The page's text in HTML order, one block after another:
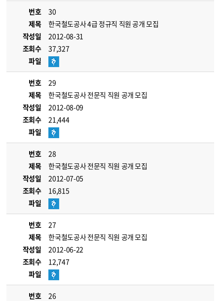
번호
30
제목
한국철도공사 4급 정규직 직원 공개 모집
작성일
2012-08-31
조회수
37,327
파일
번호
29
제목
한국철도공사 전문직 직원 공개 모집
작성일
2012-08-09
조회수
21,444
파일
번호
28
제목
한국철도공사 전문직 직원 공개 모집
작성일
2012-07-05
조회수
16,815
파일
번호
27
제목
한국철도공사 전문직 직원 공개 모집
작성일
2012-06-22
조회수
12,747
파일
번호
26